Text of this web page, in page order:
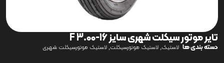
تایر موتور سیکلت شهری سایز 16-3.00 F
دسته بندی ها لاستیک, لاستیک موتورسیکلت, لاستیک موتورسیکلت شهری